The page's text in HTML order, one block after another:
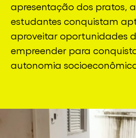
apresentação dos pratos,
estudantes conquistam
aproveitar oportunidades
empreender para
autonomia